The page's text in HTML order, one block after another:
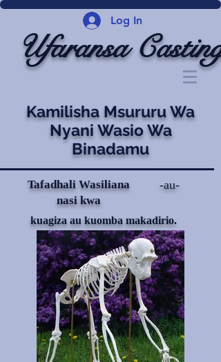
Log In
Ufaransa Casting
Kamilisha Msururu Wa
Nyani Wasio Wa
Binadamu
Tafadhali Wasiliana
nasi kwa
-au-
kuagiza au kuomba makadirio.